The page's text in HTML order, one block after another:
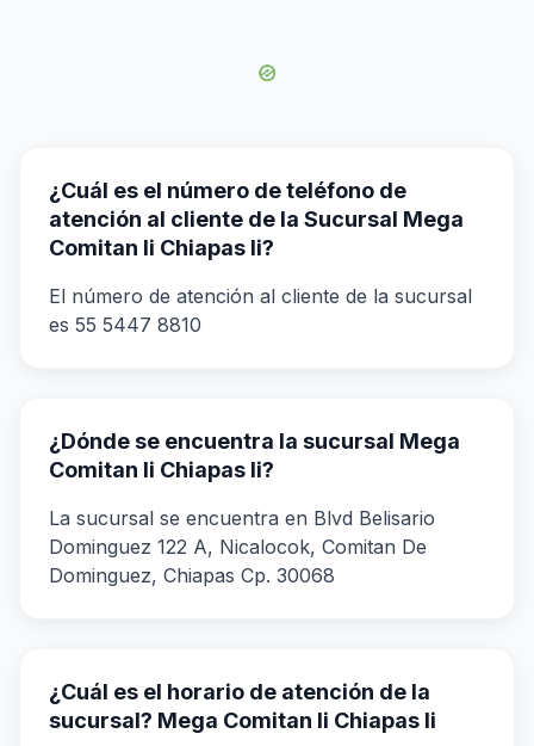
¿Cuál es el número de teléfono de
atención al cliente de la Sucursal Mega
Comitan Ii Chiapas Ii?
El número de atención al cliente de la sucursal
es 55 5447 8810
¿Dónde se encuentra la sucursal Mega
Comitan Ii Chiapas Ii?
La sucursal se encuentra en Blvd Belisario
Dominguez 122 A, Nicalocok, Comitan De
Dominguez, Chiapas Cp. 30068
¿Cuál es el horario de atención de la
sucursal? Mega Comitan Ii Chiapas Ii